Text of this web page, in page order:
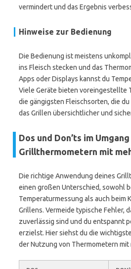
vermindert und das Ergebnis
Hinweise zur Bedienung
Die Bedienung ist meistens
ins Fleisch stecken und das
Apps oder Displays kannst du
Viele Geräte bieten voreingestellte
die gängigsten Fleischsorten, die
das Grillen übersichtlicher und
Dos und Don’ts im
Grillthermometern mit
Die richtige Anwendung deines
einen großen Unterschied, sowohl
Temperaturmessung als auch beim
Grillens. Vermeide typische Fehler,
zuverlässig sind und du entspannt
erzielst. Hier siehst du die
der Nutzung von Thermometern mit